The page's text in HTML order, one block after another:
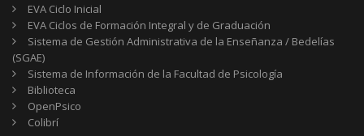
EVA Ciclo Inicial
EVA Ciclos de Formación Integral y de Graduación
Sistema de Gestión Administrativa de la Enseñanza / Bedelías
(SGAE)
Sistema de Información de la Facultad de Psicología
Biblioteca
OpenPsico
Colibrí